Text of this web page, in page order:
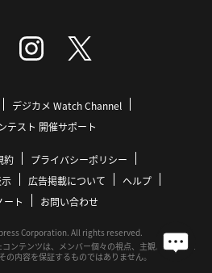
デジカメ Watch Channel
テスト 開催サポート
約
プライバシーポリシー
広告掲載について
ヘルプ
ート
お問い合わせ
Corporation. All rights reserved.
ンテンツは、メンバー個々の視点、主観に基づいた
の内容を保証するものではありません。